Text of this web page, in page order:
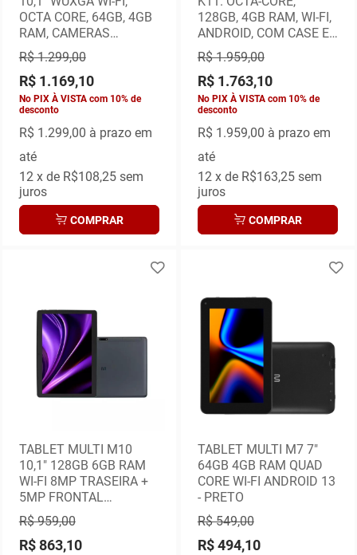
OCTA CORE, 64GB, 4GB
RAM, CAMERAS
8MP+5MP, ANDROID 14,
CINZA
R$ 1.299,00
R$ 1.169,10
No PIX À VISTA com 10% de
desconto
R$ 1.299,00 à prazo em
até
12 x de R$108,25sem
juros
COMPRAR
128GB, 4GB RAM, WI-FI,
ANDROID, COM CASE E
CANETA INCLUSA
R$ 1.959,00
R$ 1.763,10
No PIX À VISTA com 10% de
desconto
R$ 1.959,00 à prazo em
até
12 x de R$163,25sem
juros
COMPRAR
TABLET MULTI M10
10,1" 128GB 6GB RAM
WI-FI 8MP TRASEIRA +
5MP FRONTAL
ANDROID 13 (CAPA +
FONE)
R$ 959,00
R$ 863,10
TABLET MULTI M7 7"
64GB 4GB RAM QUAD
CORE WI-FI ANDROID 13
- PRETO
R$ 549,00
R$ 494,10